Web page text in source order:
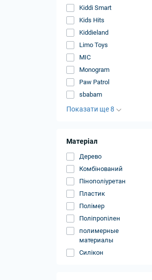
Kiddi Smart
Kids Hits
Kіddіeland
Limo Toys
MIC
Monogram
Paw Patrol
sbabam
Показати ще 8
Матеріал
Дерево
Комбінований
Пінополіуретан
Пластик
Полімер
Поліпропілен
полимерные
материалы
Силікон